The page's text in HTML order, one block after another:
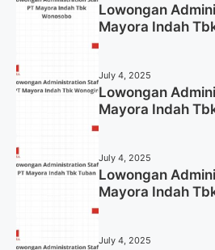
Lowongan
Mayora Indah
July 4, 2025
Lowongan
Mayora Indah
July 4, 2025
Lowongan
Mayora Indah
July 4, 2025